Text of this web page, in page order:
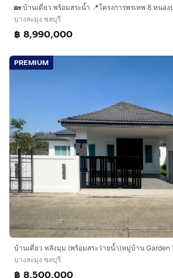
🏡 บ้านเดี่ยว พร้อมสระน้ำ 📍โครงการพรเทพ 8 หนอง
บางละมุง ชลบุรี
฿ 8,990,000
PREMIUM
บ้านเดี่ยว หลังมุม (พร้อมสระว่ายน้ำ)หมู่บ้าน Garden
บางละมุง ชลบุรี
฿ 8,500,000